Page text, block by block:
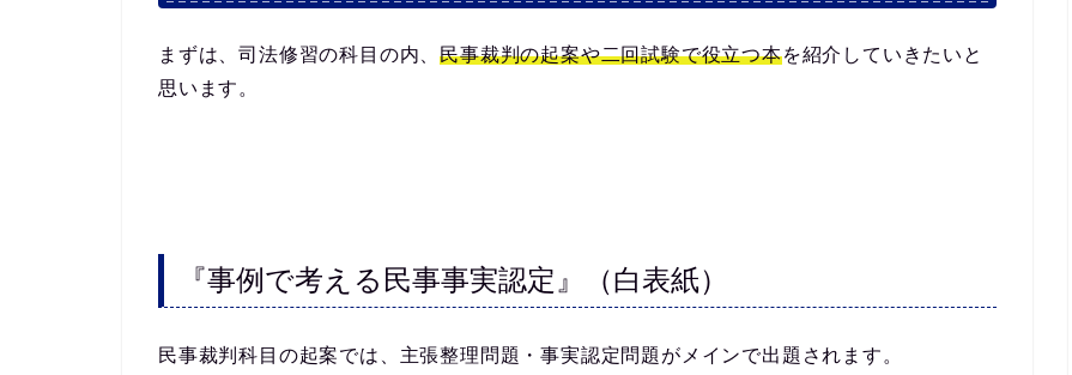
まずは、司法修習の科目の内、民事裁判の起案や二回試験で役立つ本を紹介していきたいと
思います。
『事例で考える民事事実認定』（白表紙）
民事裁判科目の起案では、 主張整理問題 ・事実認定問題 がメインで出題されます。